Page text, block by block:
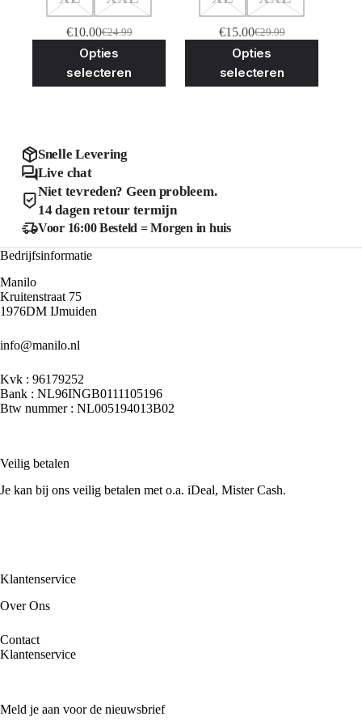
€24.99
Oorspronkelijke
prijs
was:
€10.00Huidige
prijs
is:
Opties
selecteren
meerdere
op
de
productpagina
€29.99
Oorspronkelijke
prijs
was:
€15.00Huidige
prijs
is:
Opties
selecteren
Snelle Levering
Live chat
Niet tevreden? Geen probleem.
14 dagen retour termijn
Voor 16:00 Besteld = Morgen in huis
Bedrijfsinformatie
Manilo
Kruitenstraat 75
1976DM IJmuiden
info@manilo.nl
Kvk : 96179252
Bank : NL96INGB0111105196
Btw nummer : NL005194013B02
Veilig betalen
Je kan bij ons veilig betalen met o.a. iDeal, Mister Cash.
Klantenservice
Over Ons
Contact
Klantenservice
Meld je aan voor de nieuwsbrief